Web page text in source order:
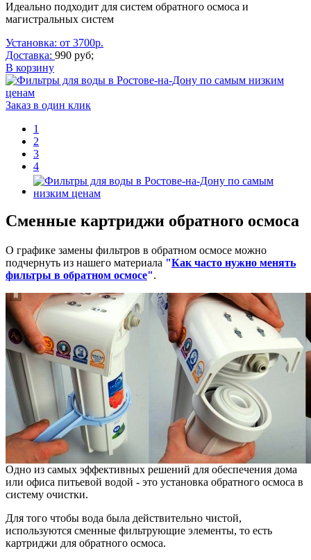
Идеально подходит для систем обратного осмоса и
магистральных систем
Установка: от 3700р.
Доставка: 990 руб;
В корзину
Заказ в один клик
1
2
3
4
Сменные картриджи обратного осмоса
О графике замены фильтров в обратном осмосе можно
подчернуть из нашего материала "Как часто нужно менять
фильтры в обратном осмосе".
Одно из самых эффективных решений для обеспечения дома
или офиса питьевой водой - это установка обратного осмоса в
систему очистки.
Для того чтобы вода была действительно чистой,
используются сменные фильтрующие элементы, то есть
картриджи для обратного осмоса.